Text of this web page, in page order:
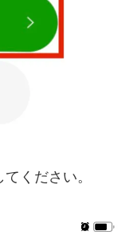
ください。